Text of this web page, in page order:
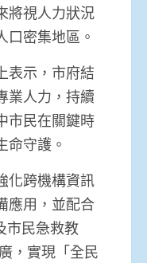
將視人力狀況
口密集地區。
表示，市府結
業人力，持續
市民在關鍵時
命守護。
化跨機構資訊
應用，並配合
市民急救教
，實現「全民